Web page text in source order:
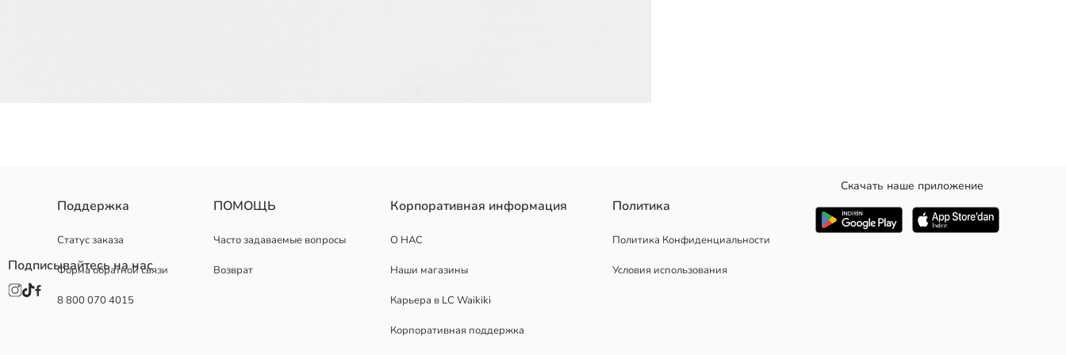
Страна происхождения:
Узор:
Вид носка обуви:
Способ закрытия обуви:
Поддержка
Статус заказа
Форма обратной связи
8 800 070 4015
ПОМОЩЬ
Часто задаваемые вопросы
Возврат
Корпоративная информация
О НАС
Наши магазины
Карьера в LC Waikiki
Корпоративная поддержка
Политика
Политика Конфиденциальности
Условия использования
Скачать наше приложение
Подписывайтесь на нас